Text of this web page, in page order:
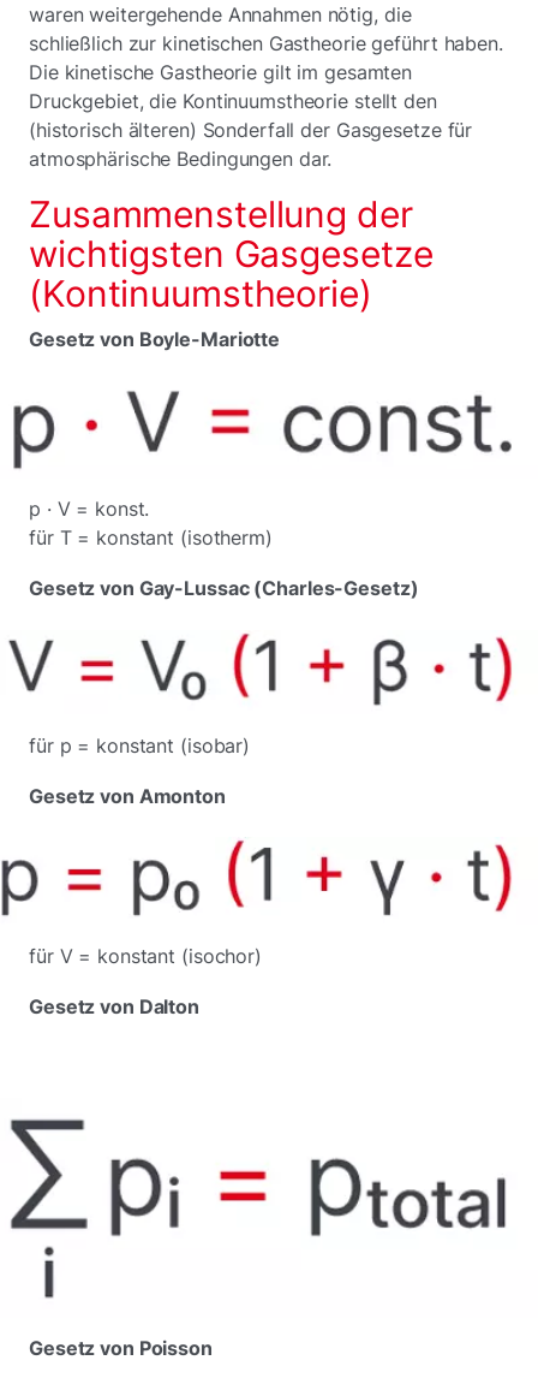
waren weitergehende Annahmen nötig, die
schließlich zur kinetischen Gastheorie geführt haben.
Die kinetische Gastheorie gilt im gesamten
Druckgebiet, die Kontinuumstheorie stellt den
(historisch älteren) Sonderfall der Gasgesetze für
atmosphärische Bedingungen dar.
Zusammenstellung der
wichtigsten Gasgesetze
(Kontinuumstheorie)
Gesetz von Boyle-Mariotte
p · V = konst.
für T = konstant (isotherm)
Gesetz von Gay-Lussac (Charles-Gesetz)
für p = konstant (isobar)
Gesetz von Amonton
für V = konstant (isochor)
Gesetz von Dalton
Gesetz von Poisson